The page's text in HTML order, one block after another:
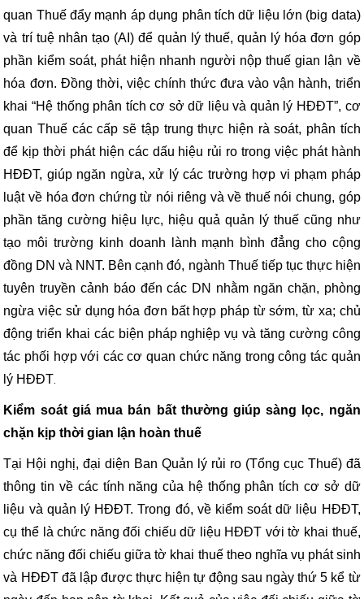
quan Thuế đẩy mạnh áp dụng phân tích dữ liệu lớn (big data)
và trí tuệ nhân tạo (AI) để quản lý thuế, quản lý hóa đơn góp
phần kiểm soát, phát hiện nhanh người nộp thuế gian lận về
hóa đơn. Đồng thời, việc chính thức đưa vào vận hành, triển
khai “Hệ thống phân tích cơ sở dữ liệu và quản lý HĐĐT”, cơ
quan Thuế các cấp sẽ tập trung thực hiện rà soát, phân tích
để kịp thời phát hiện các dấu hiệu rủi ro trong việc phát hành
HĐĐT, giúp ngăn ngừa, xử lý các trường hợp vi phạm pháp
luật về hóa đơn chứng từ nói riêng và về thuế nói chung, góp
phần tăng cường hiệu lực, hiệu quả quản lý thuế cũng như
tạo môi trường kinh doanh lành mạnh bình đẳng cho cộng
đồng DN và NNT. Bên cạnh đó, ngành Thuế tiếp tục thực hiện
tuyên truyền cảnh báo đến các DN nhằm ngăn chặn, phòng
ngừa việc sử dụng hóa đơn bất hợp pháp từ sớm, từ xa; chủ
động triển khai các biện pháp nghiệp vụ và tăng cường công
tác phối hợp với các cơ quan chức năng trong công tác quản
lý HĐĐT.
Kiểm soát giá mua bán bất thường giúp sàng lọc, ngăn
chặn kịp thời gian lận hoàn thuế
Tại Hội nghị, đại diện Ban Quản lý rủi ro (Tổng cục Thuế) đã
thông tin về các tính năng của hệ thống phân tích cơ sở dữ
liệu và quản lý HĐĐT. Trong đó, về kiểm soát dữ liệu HĐĐT,
cụ thể là chức năng đối chiếu dữ liệu HĐĐT với tờ khai thuế,
chức năng đối chiếu giữa tờ khai thuế theo nghĩa vụ phát sinh
và HĐĐT đã lập được thực hiện tự động sau ngày thứ 5 kể từ